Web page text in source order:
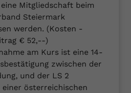
Mitgliedschaft beim
Steiermark
werden. (Kosten -
€ 52,--)
am Kurs ist eine 14-
zwischen der
und der LS 2
einer österreichischen